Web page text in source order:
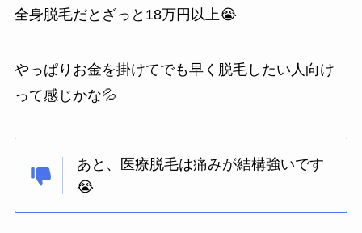
全身脱毛だとざっと18万円以上😭
やっぱりお金を掛けてでも早く脱毛したい人向け
って感じかな💦
あと、医療脱毛は痛みが結構強いです
😭